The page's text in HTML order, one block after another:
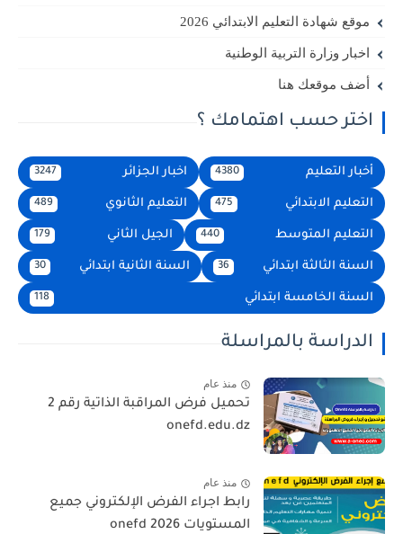
موقع شهادة التعليم الابتدائي 2026
اخبار وزارة التربية الوطنية
أضف موقعك هنا
اختر حسب اهتمامك ؟
أخبار التعليم 4380 اخبار الجزائر 3247
التعليم الابتدائي 475 التعليم الثانوي 489
التعليم المتوسط 440 الجيل الثاني 179
السنة الثالثة ابتدائي السنة الثانية ابتدائي
السنة الخامسة ابتدائي 118
الدراسة بالمراسلة
منذ عام
تحميل فرض المراقبة الذاتية رقم 2
onefd.edu.dz
منذ عام
رابط اجراء الفرض الإلكتروني جميع
المستويات 2026 onefd